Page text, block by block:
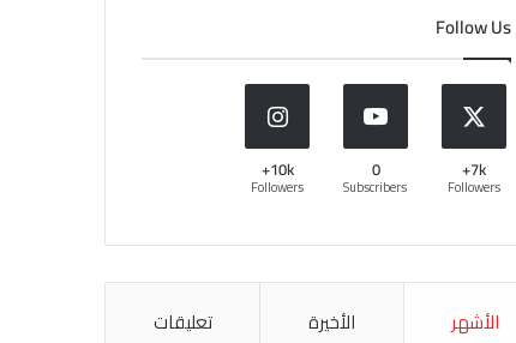
Follow Us
7k+
Followers
0
Subscribers
10k+
Followers
الأشهر الأخيرة تعليقات